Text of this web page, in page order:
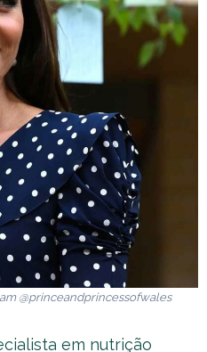
@princeandprincessofwales
em nutrição